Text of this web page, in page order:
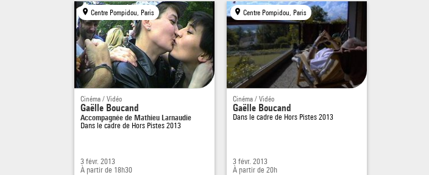
Centre Pompidou, Paris
Cinéma / Vidéo
Gaëlle Boucand
Accompagnée de Mathieu Larnaudie
Dans le cadre de Hors Pistes 2013
3 févr. 2013
À partir de 18h30
Centre Pompidou, Paris
Cinéma / Vidéo
Gaëlle Boucand
Dans le cadre de Hors Pistes 2013
3 févr. 2013
À partir de 20h